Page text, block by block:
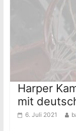
Harper
mit
6. Juli 2021